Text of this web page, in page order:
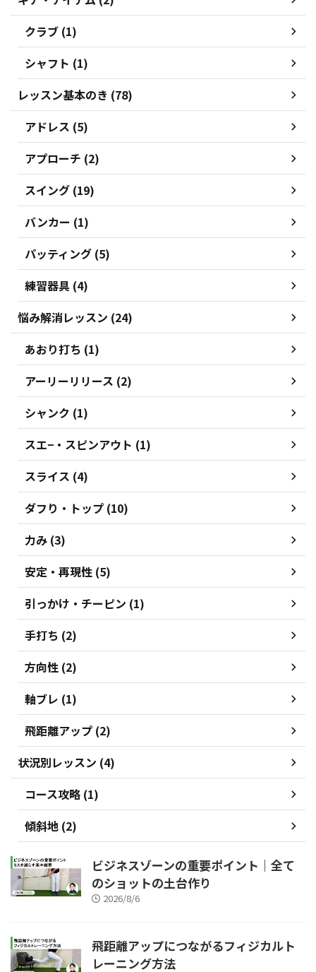
クラブ (1)
シャフト (1)
レッスン基本のき (78)
アドレス (5)
アプローチ (2)
スイング (19)
バンカー (1)
パッティング (5)
練習器具 (4)
悩み解消レッスン (24)
あおり打ち (1)
アーリーリリース (2)
シャンク (1)
スエ−・スピンアウト (1)
スライス (4)
ダフり・トップ (10)
力み (3)
安定・再現性 (5)
引っかけ・チーピン (1)
手打ち (2)
方向性 (2)
軸ブレ (1)
飛距離アップ (2)
状況別レッスン (4)
コース攻略 (1)
傾斜地 (2)
ビジネスゾーンの重要ポイント｜全て
のショットの土台作り
2026/8/6
飛距離アップにつながるフィジカルト
レーニング方法